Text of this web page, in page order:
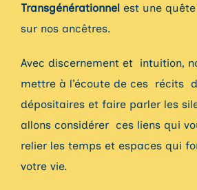
Transgénérationnel est une
sur nos ancêtres.
Avec discernement et intuition,
mettre à l’écoute de ces récits
dépositaires et faire parler les
allons considérer ces liens qui
relier les temps et espaces qui
votre vie.